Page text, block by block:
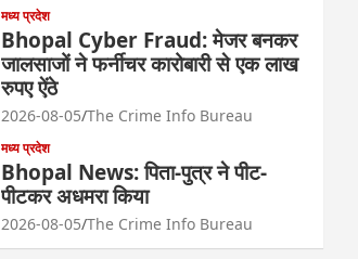
मध्य प्रदेश
Bhopal Cyber Fraud: मेजर बनकर
जालसाजों ने फर्नीचर कारोबारी से एक लाख
रुपए ऐंठे
2026-08-05 The Crime Info Bureau
मध्य प्रदेश
Bhopal News: पिता-पुत्र ने पीट-
पीटकर अधमरा किया
2026-08-05 The Crime Info Bureau